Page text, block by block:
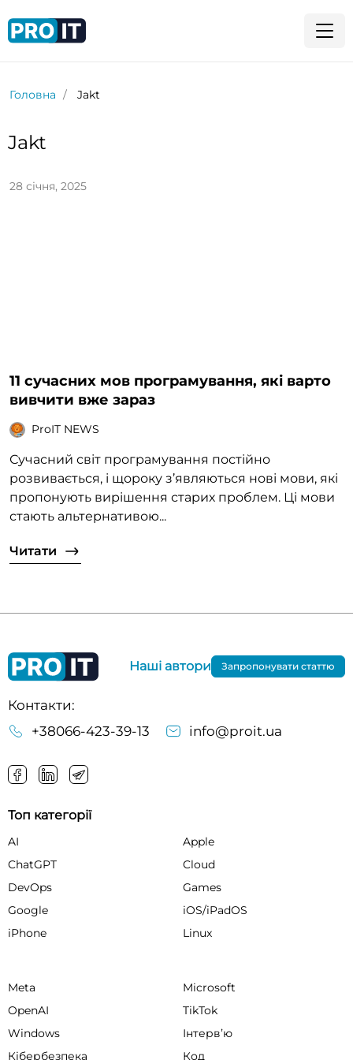
Головна Jakt
Jakt
28 січня, 2025
11 сучасних мов програмування, які варто
вивчити вже зараз
ProIT NEWS
Сучасний світ програмування постійно
розвивається, і щороку з’являються нові мови, які
пропонують вирішення старих проблем. Ці мови
стають альтернативою...
Читати
Контакти:
+38066-423-39-13
info@proit.ua
Наші автори Запропонувати статтю
Топ категорії
AI
Apple
ChatGPT
Cloud
DevOps
Games
Google
iOS/iPadOS
iPhone
Linux
Meta
Microsoft
OpenAI
TikTok
Windows
Інтервʼю
Кібербезпека
Код